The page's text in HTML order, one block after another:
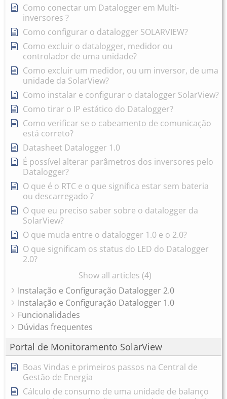
Como conectar um Datalogger em Multi-
inversores ?
Como configurar o datalogger SOLARVIEW?
Como excluir o datalogger, medidor ou
controlador de uma unidade?
Como excluir um medidor, ou um inversor, de uma
unidade da SolarView?
Como instalar e configurar o datalogger SolarView?
Como tirar o IP estático do Datalogger?
Como verificar se o cabeamento de comunicação
está correto?
Datasheet Datalogger 1.0
É possível alterar parâmetros dos inversores pelo
Datalogger?
O que é o RTC e o que significa estar sem bateria
ou descarregado ?
O que eu preciso saber sobre o datalogger da
SolarView?
O que muda entre o datalogger 1.0 e o 2.0?
O que significam os status do LED do Datalogger
2.0?
Show all articles (4)
Instalação e Configuração Datalogger 2.0
Instalação e Configuração Datalogger 1.0
Funcionalidades
Dúvidas frequentes
Portal de Monitoramento SolarView
Boas Vindas e primeiros passos na Central de
Gestão de Energia
Cálculo de consumo de uma unidade de balanço